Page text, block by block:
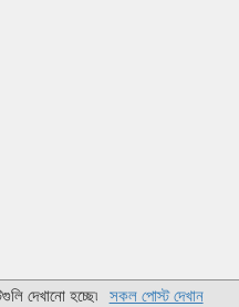
দেখানো হচ্ছে৷ সকল পোস্ট দেখান